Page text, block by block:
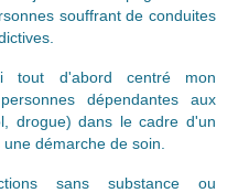
?
son entourage
souffrant de conduites
tout d'abord centré mon
dépendantes aux
drogue) dans le cadre d'un
démarche de soin.
sans substance ou